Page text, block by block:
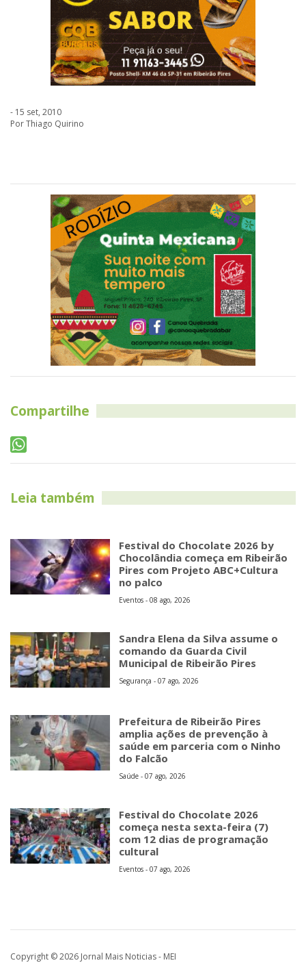
- 15 set, 2010
Por Thiago Quirino
Compartilhe
Leia também
Festival do Chocolate 2026 by
Chocolândia começa em Ribeirão
Pires com Projeto ABC+Cultura
no palco
Eventos - 08 ago, 2026
Sandra Elena da Silva assume o
comando da Guarda Civil
Municipal de Ribeirão Pires
Segurança - 07 ago, 2026
Prefeitura de Ribeirão Pires
amplia ações de prevenção à
saúde em parceria com o Ninho
do Falcão
Saúde - 07 ago, 2026
Festival do Chocolate 2026
começa nesta sexta-feira (7)
com 12 dias de programação
cultural
Eventos - 07 ago, 2026
Copyright © 2026 Jornal Mais Noticias - MEI